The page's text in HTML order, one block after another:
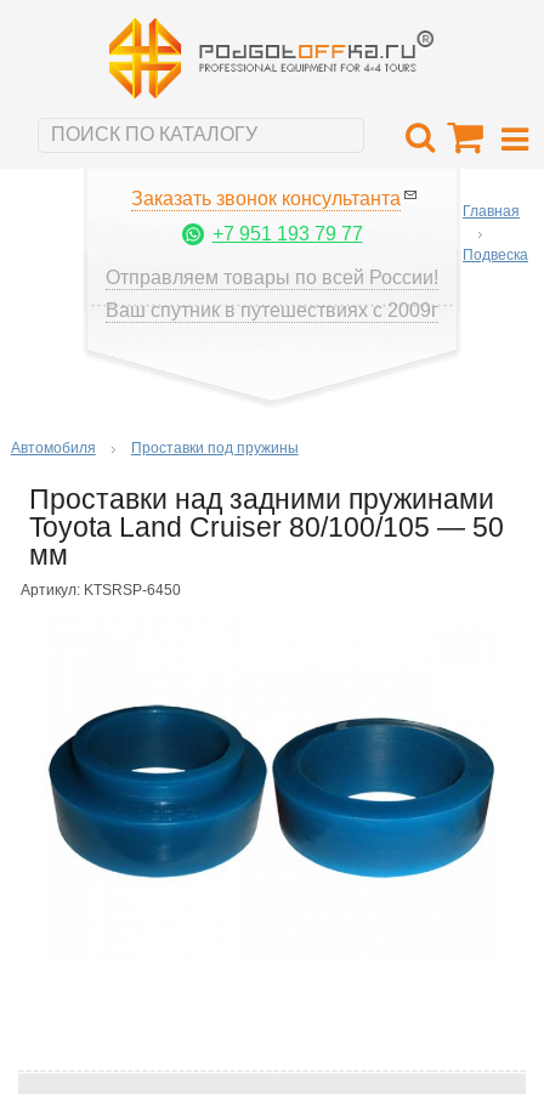
Заказать звонок консультанта
+7 951 193 79 77
Отправляем товары по всей России!
Ваш спутник в путешествиях с 2009г
Главная
Подвеска
Автомобиля Проставки под пружины
Проставки над задними пружинами
Toyota Land Cruiser 80/100/105 — 50
мм
Артикул: KTSRSP-6450